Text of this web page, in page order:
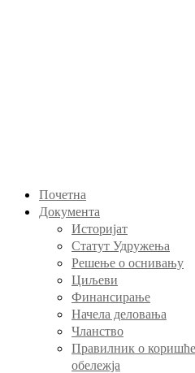
Почетна
Документа
Историјат
Статут Удружења
Решење о оснивању
Циљеви
Финансирање
Начела деловања
Чланство
Правилник о
обележја